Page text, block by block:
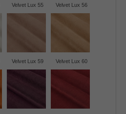
Velvet Lux 55 Velvet Lux 56
Velvet Lux 59 Velvet Lux 60